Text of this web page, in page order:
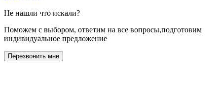
Не нашли что искали?
Поможем с выбором, ответим на все вопросы,подготовим
индивидуальное предложение
Перезвонить мне